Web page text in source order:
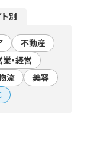
別
不動産
業・経営
流
美容